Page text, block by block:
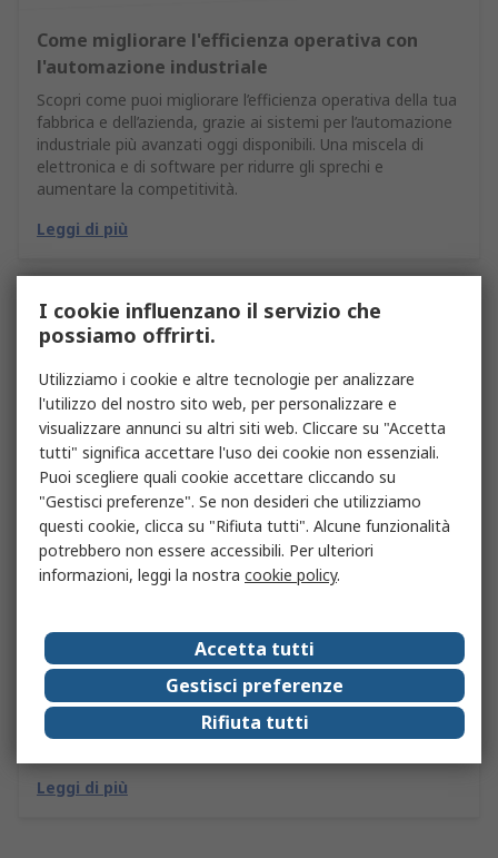
Come migliorare l'efficienza operativa con
l'automazione industriale
Scopri come puoi migliorare l’efficienza operativa della tua
fabbrica e dell’azienda, grazie ai sistemi per l’automazione
industriale più avanzati oggi disponibili. Una miscela di
elettronica e di software per ridurre gli sprechi e
aumentare la competitività.
Leggi di più
Attraverso la nostra guida scoprirai cos’è e come funziona
il voltmetro, quali sono le differenze tra il voltmetro
analogico e il voltmetro digitale, e perché voltmetro e
amperometro possono essere utilizzati nel circuito
Leggi di più
I cookie influenzano il servizio che
possiamo offrirti.
Utilizziamo i cookie e altre tecnologie per analizzare
l'utilizzo del nostro sito web, per personalizzare e
visualizzare annunci su altri siti web. Cliccare su "Accetta
tutti" significa accettare l'uso dei cookie non essenziali.
Puoi scegliere quali cookie accettare cliccando su
"Gestisci preferenze". Se non desideri che utilizziamo
questi cookie, clicca su "Rifiuta tutti". Alcune funzionalità
potrebbero non essere accessibili. Per ulteriori
informazioni, leggi la nostra cookie policy.
Accetta tutti
Gestisci preferenze
Rifiuta tutti